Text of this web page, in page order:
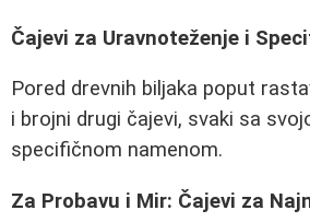
Čajevi za Uravnoteženje i
Pored drevnih biljaka poput
i brojni drugi čajevi, svaki sa
specifičnom namenom.
Za Probavu i Mir: Čajevi za